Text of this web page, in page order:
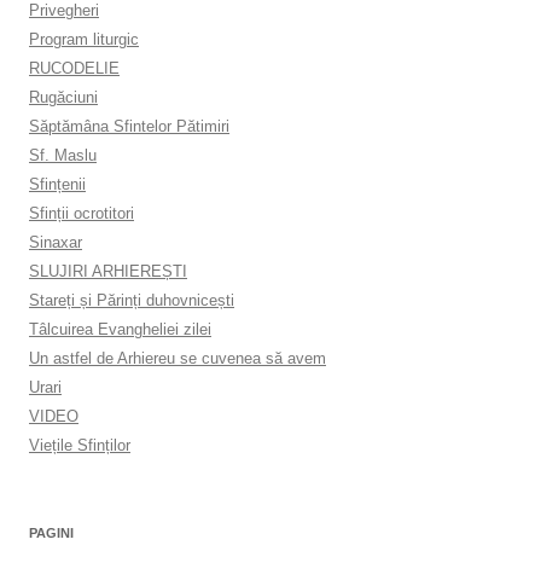
Privegheri
Program liturgic
RUCODELIE
Rugăciuni
Săptămâna Sfintelor Pătimiri
Sf. Maslu
Sfințenii
Sfinții ocrotitori
Sinaxar
SLUJIRI ARHIEREȘTI
Stareți și Părinți duhovnicești
Tâlcuirea Evangheliei zilei
Un astfel de Arhiereu se cuvenea să avem
Urari
VIDEO
Viețile Sfinților
PAGINI